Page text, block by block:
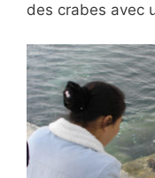
des crabes avec